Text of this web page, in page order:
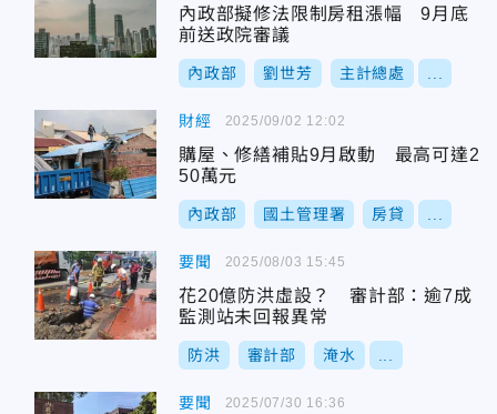
內政部擬修法限制房租漲幅 9月底
前送政院審議
內政部 劉世芳 主計總處
財經
購屋、修繕補貼9月啟動 最高可達2
50萬元
內政部 國土管理署 房貸
2025/09/02 12:02
要聞
花20億防洪虛設？ 審計部：逾7成
監測站未回報異常
防洪 審計部 淹水
2025/08/03 15:45
要聞 2025/07/30 16:36